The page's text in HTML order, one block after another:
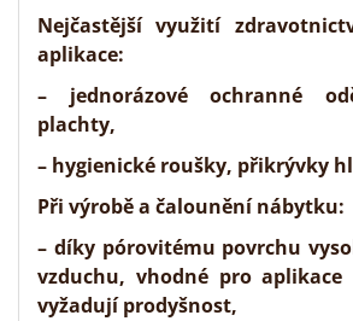
Nejčastější využití
aplikace:
– jednorázové ochranné
plachty,
– hygienické roušky, přikrývky
Při výrobě a čalounění nábytku:
– díky pórovitému povrchu
vzduchu, vhodné pro
vyžadují prodyšnost,